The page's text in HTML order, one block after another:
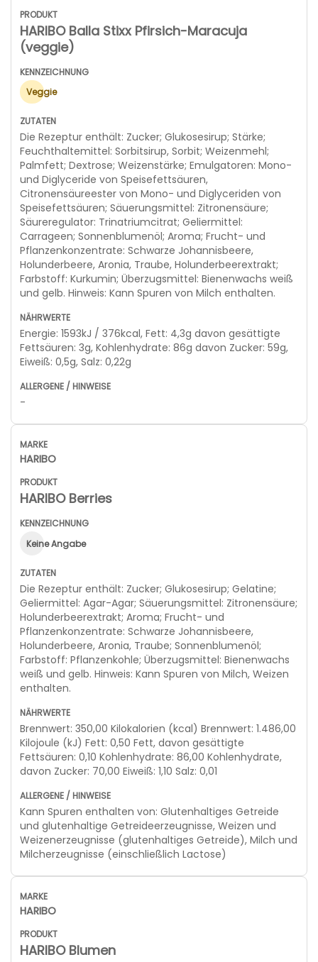
HARIBO Balla Stixx Pfirsich-Maracuja
(veggie)
Veggie
Die Rezeptur enthält: Zucker; Glukosesirup; Stärke;
Feuchthaltemittel: Sorbitsirup, Sorbit; Weizenmehl;
Palmfett; Dextrose; Weizenstärke; Emulgatoren: Mono-
und Diglyceride von Speisefettsäuren,
Citronensäureester von Mono- und Diglyceriden von
Speisefettsäuren; Säuerungsmittel: Zitronensäure;
Säureregulator: Trinatriumcitrat; Geliermittel:
Carrageen; Sonnenblumenöl; Aroma; Frucht- und
Pflanzenkonzentrate: Schwarze Johannisbeere,
Holunderbeere, Aronia, Traube, Holunderbeerextrakt;
Farbstoff: Kurkumin; Überzugsmittel: Bienenwachs weiß
und gelb. Hinweis: Kann Spuren von Milch enthalten.
Energie: 1593kJ / 376kcal, Fett: 4,3g davon gesättigte
Fettsäuren: 3g, Kohlenhydrate: 86g davon Zucker: 59g,
Eiweiß: 0,5g, Salz: 0,22g
-
HARIBO
HARIBO Berries
Keine Angabe
Die Rezeptur enthält: Zucker; Glukosesirup; Gelatine;
Geliermittel: Agar-Agar; Säuerungsmittel: Zitronensäure;
Holunderbeerextrakt; Aroma; Frucht- und
Pflanzenkonzentrate: Schwarze Johannisbeere,
Holunderbeere, Aronia, Traube; Sonnenblumenöl;
Farbstoff: Pflanzenkohle; Überzugsmittel: Bienenwachs
weiß und gelb. Hinweis: Kann Spuren von Milch, Weizen
enthalten.
Brennwert: 350,00 Kilokalorien (kcal) Brennwert: 1.486,00
Kilojoule (kJ) Fett: 0,50 Fett, davon gesättigte
Fettsäuren: 0,10 Kohlenhydrate: 86,00 Kohlenhydrate,
davon Zucker: 70,00 Eiweiß: 1,10 Salz: 0,01
Kann Spuren enthalten von: Glutenhaltiges Getreide
und glutenhaltige Getreideerzeugnisse, Weizen und
Weizenerzeugnisse (glutenhaltiges Getreide), Milch und
Milcherzeugnisse (einschließlich Lactose)
HARIBO
HARIBO Blumen